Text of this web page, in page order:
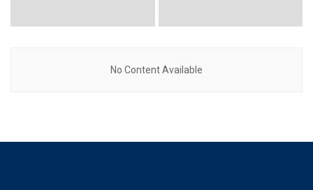
No Content Available